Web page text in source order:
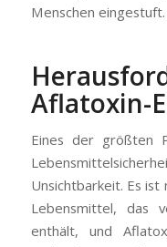
Menschen eingestuft.
Aflatoxin-
Eines der größten
Unsichtbarkeit. Es ist
Lebensmittel, das
enthält, und